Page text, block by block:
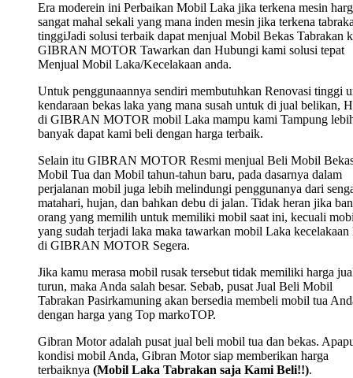
Era moderein ini Perbaikan Mobil Laka jika terkena mesin
sangat mahal sekali yang mana inden mesin jika terkena
tinggiJadi solusi terbaik dapat menjual Mobil Bekas Tabrakan
GIBRAN MOTOR Tawarkan dan Hubungi kami solusi tepat
Menjual Mobil Laka/Kecelakaan anda.
Untuk penggunaannya sendiri membutuhkan Renovasi tinggi
kendaraan bekas laka yang mana susah untuk di jual belikan,
di GIBRAN MOTOR mobil Laka mampu kami Tampung
banyak dapat kami beli dengan harga terbaik.
Selain itu GIBRAN MOTOR Resmi menjual Beli Mobil
Mobil Tua dan Mobil tahun-tahun baru, pada dasarnya dalam
perjalanan mobil juga lebih melindungi penggunanya dari
matahari, hujan, dan bahkan debu di jalan. Tidak heran jika
orang yang memilih untuk memiliki mobil saat ini, kecuali
yang sudah terjadi laka maka tawarkan mobil Laka kecelakaan
di GIBRAN MOTOR Segera.
Jika kamu merasa mobil rusak tersebut tidak memiliki harga
turun, maka Anda salah besar. Sebab, pusat Jual Beli Mobil
Tabrakan Pasirkamuning akan bersedia membeli mobil tua
dengan harga yang Top markoTOP.
Gibran Motor adalah pusat jual beli mobil tua dan bekas.
kondisi mobil Anda, Gibran Motor siap memberikan harga
terbaiknya (Mobil Laka Tabrakan saja Kami Beli!!).